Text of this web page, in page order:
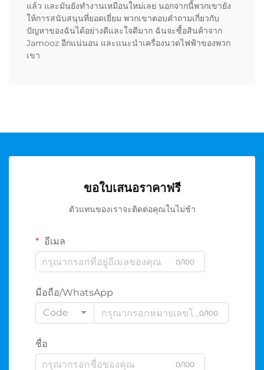
แล้ว และมันยังทำงานเหมือนใหม่เลย นอกจากนี้พวกเขายัง
ให้การสนับสนุนที่ยอดเยี่ยม พวกเขาตอบคำถามเกี่ยวกับ
ปัญหาของฉันได้อย่างดีและใจดีมาก ฉันจะซื้อสินค้าจาก
Jamooz อีกแน่นอน และแนะนำเครื่องนวดไฟฟ้าของพวก
เขา
ขอใบเสนอราคาฟรี
ตัวแทนของเราจะติดต่อคุณในไม่ช้า
อีเมล
0/100
มือถือ/WhatsApp
Code
0/100
ชื่อ
0/100